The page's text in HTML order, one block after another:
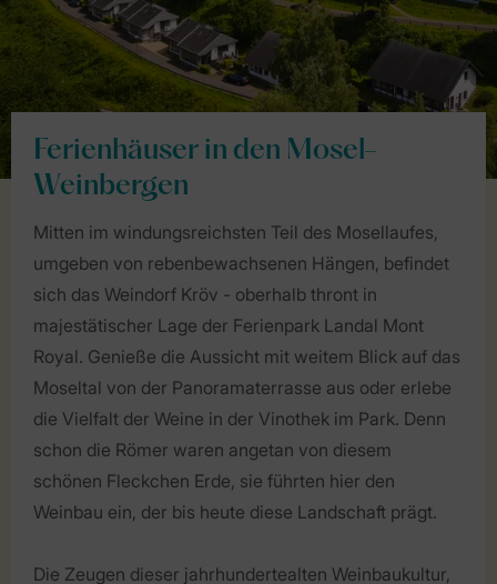
Ferienhäuser in den Mosel-
Weinbergen
Mitten im windungsreichsten Teil des Mosellaufes,
umgeben von rebenbewachsenen Hängen, befindet
sich das Weindorf Kröv - oberhalb thront in
majestätischer Lage der Ferienpark Landal Mont
Royal. Genieße die Aussicht mit weitem Blick auf das
Moseltal von der Panoramaterrasse aus oder erlebe
die Vielfalt der Weine in der Vinothek im Park. Denn
schon die Römer waren angetan von diesem
schönen Fleckchen Erde, sie führten hier den
Weinbau ein, der bis heute diese Landschaft prägt.
Die Zeugen dieser jahrhundertealten Weinbaukultur,